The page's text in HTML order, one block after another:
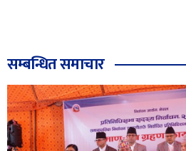
सम्बन्धित समाचार